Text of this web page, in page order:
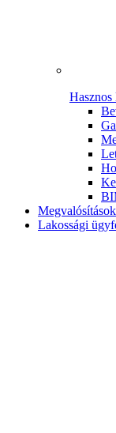
Megvalósítások
Lakossági